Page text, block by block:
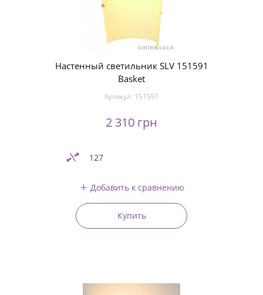
Настенный светильник SLV 151591
Basket
Артикул: 151591
2 310 грн
127
Добавить к сравнению
Купить